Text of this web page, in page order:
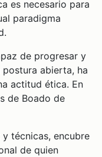
es necesario para
paradigma
de progresar y
abierta, ha
actitud ética. En
de Boado de
técnicas, encubre
de quien